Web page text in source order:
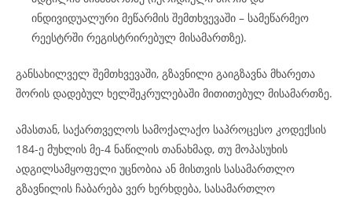
ინდივიდუალური მეწარმის შემთხვევაში – სამეწარმეო
რეესტრში რეგისტრირებულ მისამართზე).
განსახილველ შემთხვევაში, გზავნილი გაიგზავნა მხარეთა
შორის დადებულ ხელშეკრულებაში მითითებულ მისამართზე.
ამასთან, საქართველოს სამოქალაქო საპროცესო კოდექსის
184-ე მუხლის მე-4 ნაწილის თანახმად, თუ მოპასუხის
ადგილსამყოფელი უცნობია ან მისთვის სასამართლო
გზავნილის ჩაბარება ვერ ხერხდება, სასამართლო